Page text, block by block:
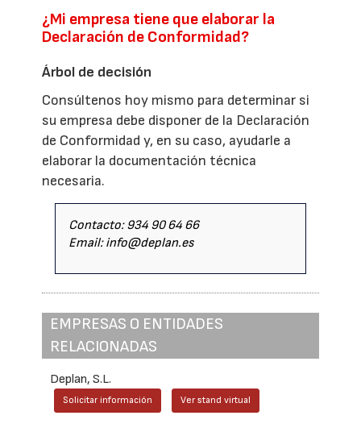
¿Mi empresa tiene que elaborar la
Declaración de Conformidad?
Árbol de decisión
Consúltenos hoy mismo para determinar si
su empresa debe disponer de la Declaración
de Conformidad y, en su caso, ayudarle a
elaborar la documentación técnica
necesaria.
Contacto: 934 90 64 66
Email: info@deplan.es
EMPRESAS O ENTIDADES
RELACIONADAS
Deplan, S.L.
Solicitar información Ver stand virtual